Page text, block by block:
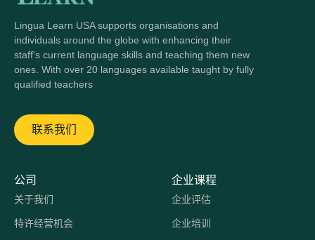
Lingua Learn USA supports organisations and
individuals around the globe with enhancing their
staff's current language skills and teaching them new
ones. With over 20 languages available taught by fully
qualified teachers
联系我们
公司
关于我们
特许经营机会
企业课程
企业评估
企业培训